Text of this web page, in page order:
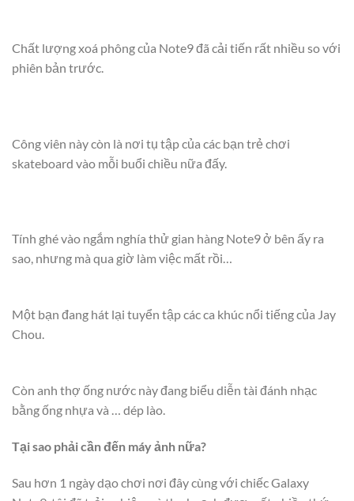
Chất lượng xoá phông của Note9 đã cải tiến rất nhiều so với
phiên bản trước.
Công viên này còn là nơi tụ tập của các bạn trẻ chơi
skateboard vào mỗi buổi chiều nữa đấy.
Tính ghé vào ngắm nghía thử gian hàng Note9 ở bên ấy ra
sao, nhưng mà qua giờ làm việc mất rồi…
Một bạn đang hát lại tuyển tập các ca khúc nổi tiếng của Jay
Chou.
Còn anh thợ ống nước này đang biểu diễn tài đánh nhạc
bằng ống nhựa và … dép lào.
Tại sao phải cần đến máy ảnh nữa?
Sau hơn 1 ngày dạo chơi nơi đây cùng với chiếc Galaxy